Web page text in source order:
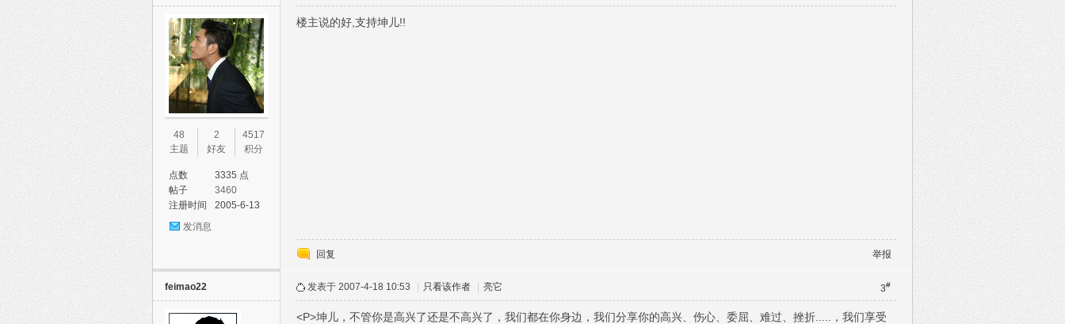
48
主题
2
好友
4517
积分
点数
3335 点
帖子
3460
注册时间
2005-6-13
发消息
楼主说的好,支持坤儿!!
回复 举报
feimao22 3#
发表于 2007-4-18 10:53 只看该作者 亮它
<P>坤儿，不管你是高兴了还是不高兴了，我们都在你身边，我们分享你的高兴、伤心、委屈、难过、挫折.....，我们享受